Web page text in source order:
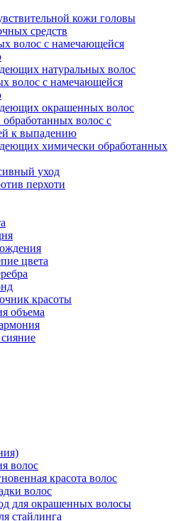
кожи головы
средств
волос с намечающейся
натуральных волос
волос с намечающейся
окрашенных волос
волос с
к выпадению
химически обработанных
уход
перхоти
цвета
красоты
объема
волос
красота волос
волос
для окрашенных волосы
стайлинга